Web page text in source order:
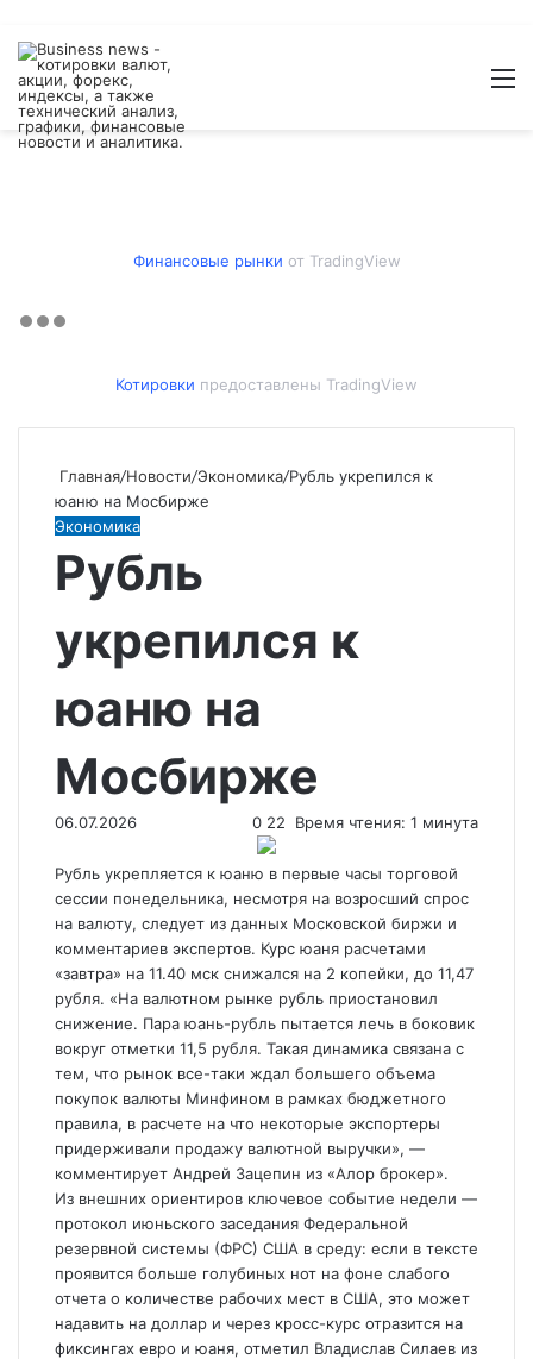
Финансовые рынки от TradingView
Котировки предоставлены TradingView
Главная/Новости/Экономика/Рубль укрепился к
юаню на Мосбирже
Экономика
Рубль
укрепился к
юаню на
Мосбирже
06.07.2026 0 22 Время чтения: 1 минута
Рубль укрепляется к юаню в первые часы торговой
сессии понедельника, несмотря на возросший спрос
на валюту, следует из данных Московской биржи и
комментариев экспертов. Курс юаня расчетами
«завтра» на 11.40 мск снижался на 2 копейки, до 11,47
рубля. «На валютном рынке рубль приостановил
снижение. Пара юань-рубль пытается лечь в боковик
вокруг отметки 11,5 рубля. Такая динамика связана с
тем, что рынок все-таки ждал большего объема
покупок валюты Минфином в рамках бюджетного
правила, в расчете на что некоторые экспортеры
придерживали продажу валютной выручки», —
комментирует Андрей Зацепин из «Алор брокер».
Из внешних ориентиров ключевое событие недели —
протокол июньского заседания Федеральной
резервной системы (ФРС) США в среду: если в тексте
проявится больше голубиных нот на фоне слабого
отчета о количестве рабочих мест в США, это может
надавить на доллар и через кросс-курс отразится на
фиксингах евро и юаня, отметил Владислав Силаев из